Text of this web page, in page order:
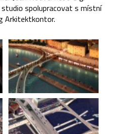
spolupracovat s místní
Arkitektkontor.